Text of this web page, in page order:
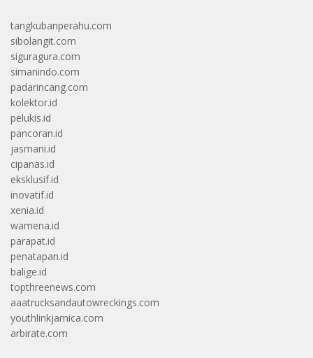
tangkubanperahu.com
sibolangit.com
siguragura.com
simanindo.com
padarincang.com
kolektor.id
pelukis.id
pancoran.id
jasmani.id
cipanas.id
eksklusif.id
inovatif.id
xenia.id
wamena.id
parapat.id
penatapan.id
balige.id
topthreenews.com
aaatrucksandautowreckings.com
youthlinkjamica.com
arbirate.com